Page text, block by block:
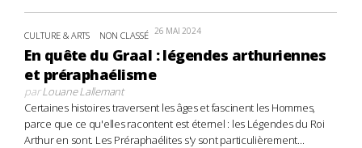
CULTURE & ARTS NON CLASSÉ 26 MAI 2024
En quête du Graal : légendes arthuriennes
et préraphaélisme
parLouane Lallemant
Certaines histoires traversent les âges et fascinent les Hommes,
parce que ce qu'elles racontent est éternel : les Légendes du Roi
Arthur en sont. Les Préraphaélites s'y sont particulièrement...